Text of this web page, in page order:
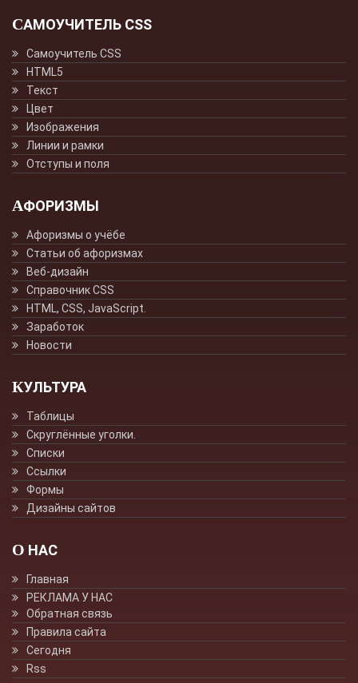
САМОУЧИТЕЛЬ CSS
Самоучитель CSS
HTML5
Текст
Цвет
Изображения
Линии и рамки
Отступы и поля
АФОРИЗМЫ
Афоризмы о учёбе
Статьи об афоризмах
Веб-дизайн
Справочник CSS
HTML, CSS, JavaScript.
Заработок
Новости
КУЛЬТУРА
Таблицы
Скруглённые уголки.
Списки
Ссылки
Формы
Дизайны сайтов
О НАС
Главная
РЕКЛАМА У НАС
Обратная связь
Правила сайта
Сегодня
Rss